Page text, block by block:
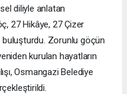
diliyle anlatan
27 Hikâye, 27 Çizer
buluşturdu. Zorunlu göçün
kurulan hayatların
Osmangazi Belediye